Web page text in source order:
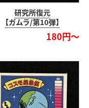
研究所復元
【ガムラ/第10弾】
180円～